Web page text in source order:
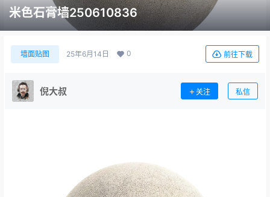
米色石膏墙250610836
墙面贴图 25年6月14日 0 前往下载
倪大叔 关注 私信